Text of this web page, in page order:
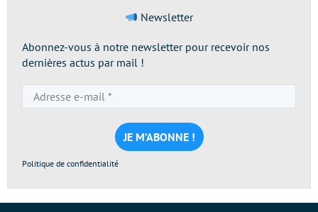
Newsletter
Abonnez-vous à notre newsletter pour recevoir nos
dernières actus par mail !
e-
mail
*
Politique de confidentialité